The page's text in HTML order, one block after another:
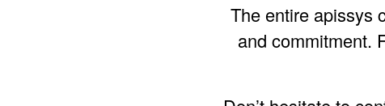
The entire apissys
and commitment.